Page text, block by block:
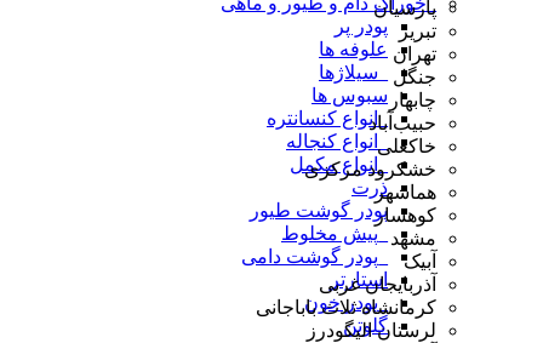
پودر پر
علوفه ها
_سیلاژها
سبوس ها
_انواع کنسانتره
_انواع کنجاله
_انواع مکمل
ذرت
پودر گوشت طیور
_پیش مخلوط
_پودر گوشت دامی
استارتر
_پودر خون
گلوتن
پارسیان
تبریز
تهران
جنگل
چابهار
حبیب‌آباد
خاکعلی
خشکرود مرکزی
هماشهر
کوهسار
مشهد
آبیک
آذربایجان غربی
کرمانشاه ثلاث باباجانی
لرستان الیگودرز